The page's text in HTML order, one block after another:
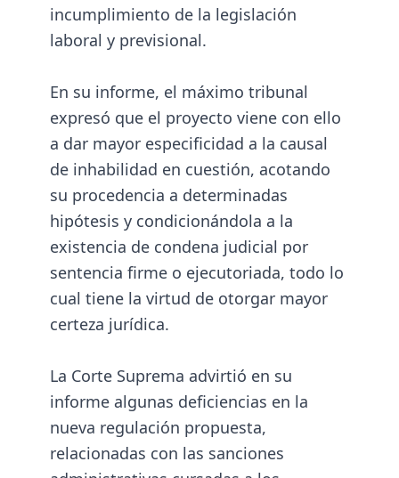
incumplimiento de la legislación
laboral y previsional.
En su informe, el máximo tribunal
expresó que el proyecto viene con ello
a dar mayor especificidad a la causal
de inhabilidad en cuestión, acotando
su procedencia a determinadas
hipótesis y condicionándola a la
existencia de condena judicial por
sentencia firme o ejecutoriada, todo lo
cual tiene la virtud de otorgar mayor
certeza jurídica.
La Corte Suprema advirtió en su
informe algunas deficiencias en la
nueva regulación propuesta,
relacionadas con las sanciones